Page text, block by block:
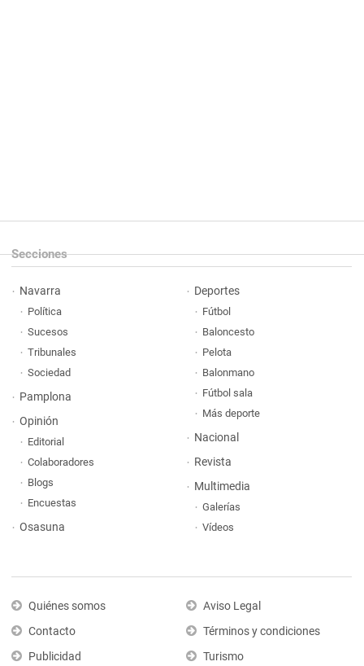
Secciones
Navarra
Política
Sucesos
Tribunales
Sociedad
Pamplona
Opinión
Editorial
Colaboradores
Blogs
Encuestas
Osasuna
Deportes
Fútbol
Baloncesto
Pelota
Balonmano
Fútbol sala
Más deporte
Nacional
Revista
Multimedia
Galerías
Vídeos
Quiénes somos
Contacto
Publicidad
Aviso Legal
Términos y condiciones
Turismo